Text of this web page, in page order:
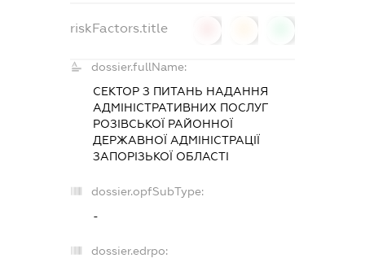
riskFactors.title
dossier.fullName:
СЕКТОР З ПИТАНЬ НАДАННЯ
АДМІНІСТРАТИВНИХ ПОСЛУГ
РОЗІВСЬКОЇ РАЙОННОЇ
ДЕРЖАВНОЇ АДМІНІСТРАЦІЇ
ЗАПОРІЗЬКОЇ ОБЛАСТІ
dossier.opfSubType:
-
dossier.edrpo: